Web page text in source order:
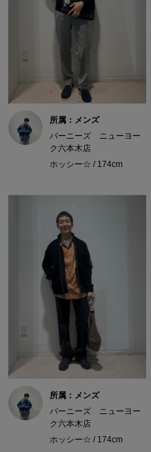
所属：メンズ
バーニーズ ニューヨー
ク六本木店
ホッシー☆ / 174cm
所属：メンズ
バーニーズ ニューヨー
ク六本木店
ホッシー☆ / 174cm